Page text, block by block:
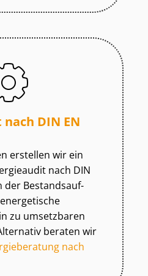
DIN EN
erstellen wir ein
nach DIN
der Be­stands­auf­
zu umsetzbaren
beraten wir
nach